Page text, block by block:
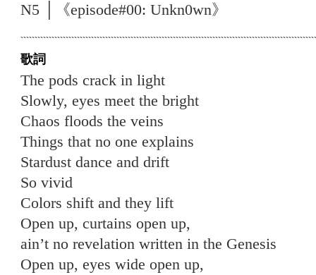
N5 │《episode#00: Unkn0wn》
歌詞
The pods crack in light
Slowly, eyes meet the bright
Chaos floods the veins
Things that no one explains
Stardust dance and drift
So vivid
Colors shift and they lift
Open up, curtains open up,
ain’t no revelation written in the Genesis
Open up, eyes wide open up,